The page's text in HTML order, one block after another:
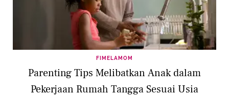
FIMELAMOM
Parenting Tips Melibatkan Anak dalam
Pekerjaan Rumah Tangga Sesuai Usia